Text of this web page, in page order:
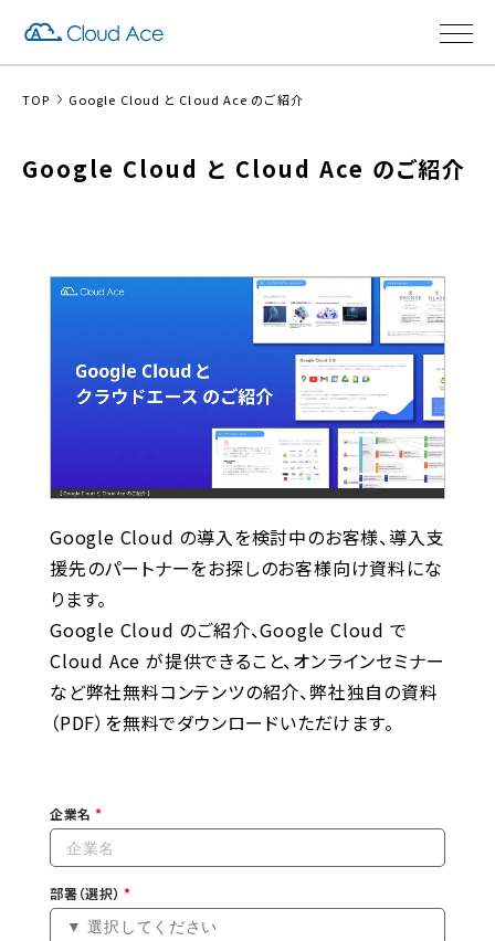
TOP Google Cloud と Cloud Ace のご紹介
Google Cloud と Cloud Ace のご紹介
Google Cloud の導入を検討中のお客様、導入支
援先のパートナーをお探しのお客様向け資料にな
ります。
Google Cloud のご紹介、Google Cloud で
Cloud Ace が提供できること、オンラインセミナー
など弊社無料コンテンツの紹介、弊社独自の資料
（PDF）を無料でダウンロードいただけます。
企業名
部署（選択）